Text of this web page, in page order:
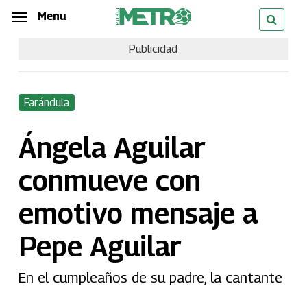
Skip
content
Menu
Publicidad
Farándula
Ángela Aguilar
conmueve con
emotivo mensaje a
Pepe Aguilar
En el cumpleaños de su padre, la cantante
Menu